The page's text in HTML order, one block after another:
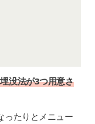
没法が3つ用意さ
ったりとメニュー